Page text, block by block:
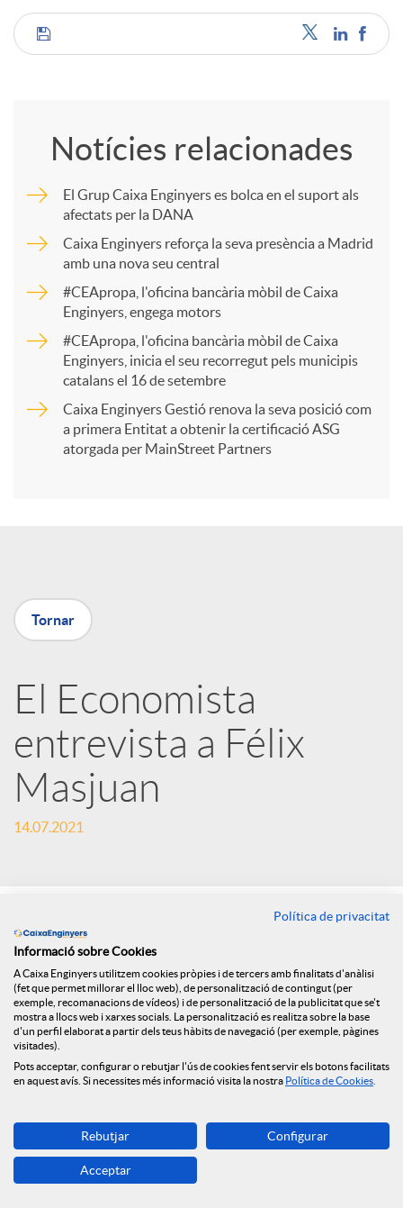
C
m
p
a
r
t
X
a
r
x
s
S
o
c
i
Notícies relacionades
El Grup Caixa Enginyers es bolca en el suport als
afectats per la DANA
Caixa Enginyers reforça la seva presència a Madrid
amb una nova seu central
#CEApropa, l'oficina bancària mòbil de Caixa
Enginyers, engega motors
#CEApropa, l'oficina bancària mòbil de Caixa
Enginyers, inicia el seu recorregut pels municipis
catalans el 16 de setembre
Caixa Enginyers Gestió renova la seva posició com
a primera Entitat a obtenir la certificació ASG
atorgada per MainStreet Partners
Tornar
El Economista
entrevista a Félix
Masjuan
14.07.2021
Política de privacitat
Informació sobre Cookies
A Caixa Enginyers utilitzem cookies pròpies i de tercers amb finalitats d'anàlisi
(fet que permet millorar el lloc web), de personalització de contingut (per
exemple, recomanacions de vídeos) i de personalització de la publicitat que se't
mostra a llocs web i xarxes socials. La personalització es realitza sobre la base
d'un perfil elaborat a partir dels teus hàbits de navegació (per exemple, pàgines
visitades).
Pots acceptar, configurar o rebutjar l'ús de cookies fent servir els botons facilitats
en aquest avís. Si necessites més informació visita la nostra Política de Cookies
Rebutjar Configurar
Acceptar